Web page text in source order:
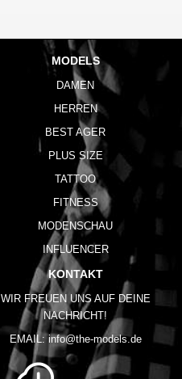
MODELS
DAMEN
HERREN
BEST AGER
PLUS SIZE
TATTOO
FITNESS
MODENSCHAU
INFLUENCER
KONTAKT
WIR FREUEN UNS AUF DEINE
NACHRICHT!
EMAIL: info@the-models.de